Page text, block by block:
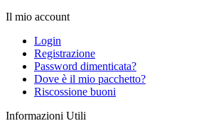
Il mio account
Login
Registrazione
Password dimenticata?
Dove è il mio pacchetto?
Riscossione buoni
Informazioni Utili